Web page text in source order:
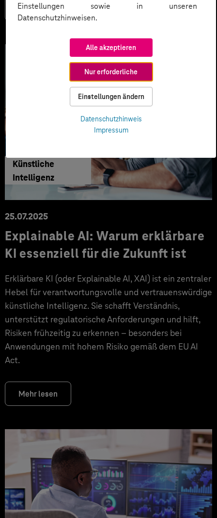
Einstellungen sowie in unseren
Datenschutzhinweisen.
Alle akzeptieren
Nur erforderliche
Einstellungen ändern
Datenschutzhinweis
Impressum
Mehr lesen
Künstliche
Intelligenz
25.07.2025
Explainable AI: Warum erklärbare
KI essenziell für die Zukunft ist
Erklärbare KI (oder Explainable AI, XAI) ist ein zentraler
Hebel für verantwortungsvolle und vertrauenswürdige
künstliche Intelligenz. Sie schafft Verständnis,
unterstützt regulatorische Anforderungen und hilft,
Risiken frühzeitig zu erkennen – besonders bei
Anwendungen mit hohem Risiko gemäß dem EU AI
Act.
Mehr lesen